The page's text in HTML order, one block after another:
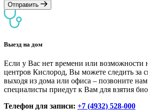
Отправить
Выезд на дом
Если у Вас нет времени или возможности
центров Кислород, Вы можете следить за
выходя из дома или офиса – позвоните
специалисты приедут к Вам для взятия
Телефон для записи: +7 (4932) 528-000